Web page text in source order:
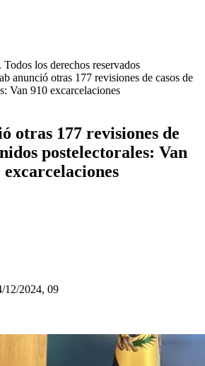
los derechos reservados
anunció otras 177 revisiones de casos de
Van 910 excarcelaciones
otras 177 revisiones de
postelectorales: Van
excarcelaciones
12/2024, 09